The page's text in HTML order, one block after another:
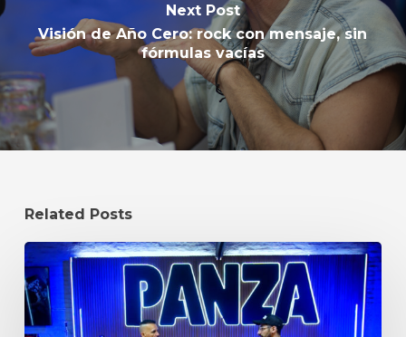
Next Post
Visión de Año Cero: rock con mensaje, sin
fórmulas vacías
Related Posts
Andrés
Giménez
en
Panza: